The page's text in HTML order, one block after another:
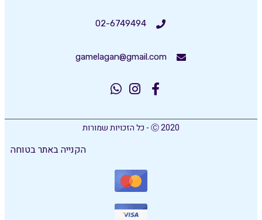
02-6749494
gamelagan@gmail.com
Ⓒ 2020 - כל הזכויות שמורות
הקנייה באתר בטוחה